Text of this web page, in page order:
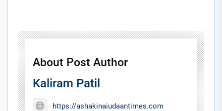
About Post Author
Kaliram Patil
https://ashakinaiudaantimes.com